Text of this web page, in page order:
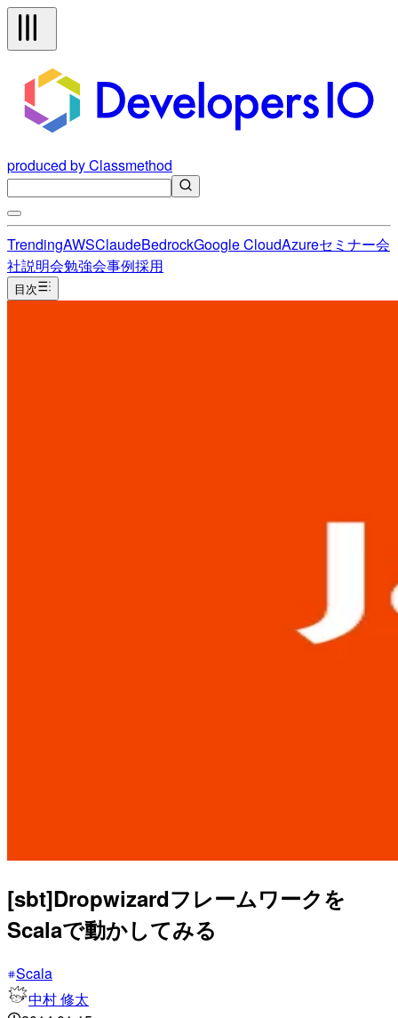
produced by Classmethod
TrendingAWSClaudeBedrockGoogle CloudAzureセミナー会
社説明会勉強会事例採用
目次
[sbt]Dropwizardフレームワークを
Scalaで動かしてみる
Scala
中村 修太